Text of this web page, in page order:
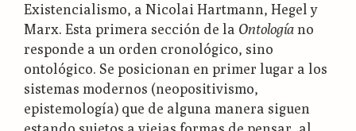
Existencialismo, a Nicolai Hartmann, Hegel y
Marx. Esta primera sección de la Ontologíano
responde a un orden cronológico, sino
ontológico. Se posicionan en primer lugar a los
sistemas modernos (neopositivismo,
epistemología) que de alguna manera siguen